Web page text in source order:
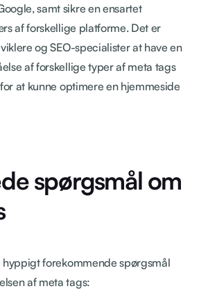
samt sikre en ensartet
af forskellige platforme. Det er
og SEO-specialister at have en
af forskellige typer af meta tags
at kunne optimere en hjemmeside
spørgsmål om
forekommende spørgsmål
af meta tags: